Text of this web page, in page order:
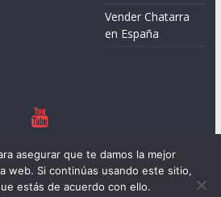
Vender Chatarra
en España
reservados.
Funciona conWordPress
asegurar que te damos la mejor
web. Si continúas usando este sitio,
estás de acuerdo con ello.